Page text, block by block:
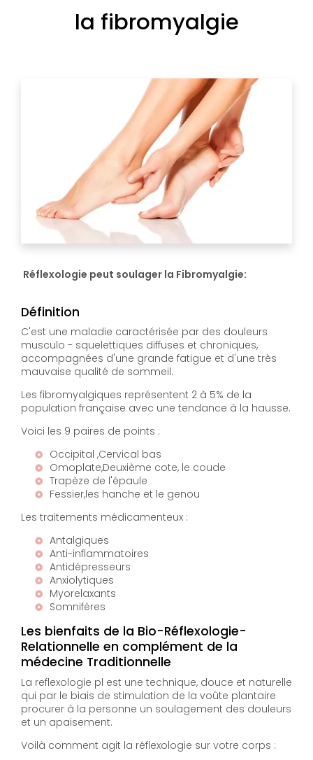
la fibromyalgie
Réflexologie peut soulager la Fibromyalgie:
Définition
C'est une maladie caractérisée par des douleurs
musculo - squelettiques diffuses et chroniques,
accompagnées d'une grande fatigue et d'une très
mauvaise qualité de sommeil.
Les fibromyalgiques représentent 2 à 5% de la
population française avec une tendance à la hausse.
Voici les 9 paires de points :
Occipital ,Cervical bas
Omoplate,Deuxième cote, le coude
Trapèze de l'épaule
Fessier,les hanche et le genou
Les traitements médicamenteux :
Antalgiques
Anti-inflammatoires
Antidépresseurs
Anxiolytiques
Myorelaxants
Somnifères
Les bienfaits de la Bio-Réflexologie-
Relationnelle en complément de la
médecine Traditionnelle
La reflexologie pl est une technique, douce et naturelle
qui par le biais de stimulation de la voûte plantaire
procurer à la personne un soulagement des douleurs
et un apaisement.
Voilà comment agit la réflexologie sur votre corps :